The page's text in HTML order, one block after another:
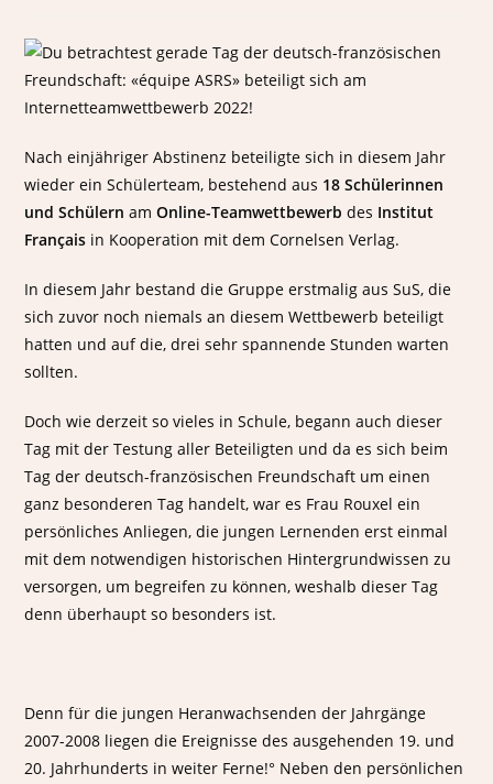
Nach einjähriger Abstinenz beteiligte sich in diesem Jahr
wieder ein Schülerteam, bestehend aus 18 Schülerinnen
und Schülern amOnline-Teamwettbewerb des Institut
Français in Kooperation mit dem Cornelsen Verlag.
In diesem Jahr bestand die Gruppe erstmalig aus SuS, die
sich zuvor noch niemals an diesem Wettbewerb beteiligt
hatten und auf die, drei sehr spannende Stunden warten
sollten.
Doch wie derzeit so vieles in Schule, begann auch dieser
Tag mit der Testung aller Beteiligten und da es sich beim
Tag der deutsch-französischen Freundschaft um einen
ganz besonderen Tag handelt, war es Frau Rouxel ein
persönliches Anliegen, die jungen Lernenden erst einmal
mit dem notwendigen historischen Hintergrundwissen zu
versorgen, um begreifen zu können, weshalb dieser Tag
denn überhaupt so besonders ist.
Denn für die jungen Heranwachsenden der Jahrgänge
2007-2008 liegen die Ereignisse des ausgehenden 19. und
20. Jahrhunderts in weiter Ferne!° Neben den persönlichen